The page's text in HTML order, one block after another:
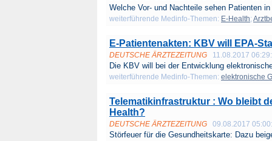
Welche Vor- und Nachteile sehen Patienten
weiterführende Medinfo-Themen: E-Health;
E-Patientenakten: KBV will EPA-
DEUTSCHE ÄRZTEZEITUNG 11.08.2017
Die KBV will bei der Entwicklung
weiterführende Medinfo-Themen: elektronische
Telematikinfrastruktur : Wo bleibt
Health?
DEUTSCHE ÄRZTEZEITUNG 09.08.2017
Störfeuer für die Gesundheitskarte: Dazu